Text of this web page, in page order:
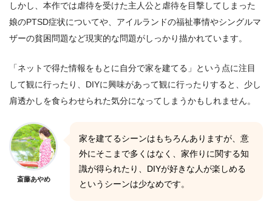
しかし、本作では虐待を受けた主人公と虐待を目撃してしまった
娘のPTSD症状についてや、アイルランドの福祉事情やシングルマ
ザーの貧困問題など現実的な問題がしっかり描かれています。
「ネットで得た情報をもとに自分で家を建てる」という点に注目
して観に行ったり、DIYに興味があって観に行ったりすると、少し
肩透かしを食らわせられた気分になってしまうかもしれません。
斎藤あやめ
家を建てるシーンはもちろんありますが、意
外にそこまで多くはなく、家作りに関する知
識が得られたり、DIYが好きな人が楽しめる
というシーンは少なめです。